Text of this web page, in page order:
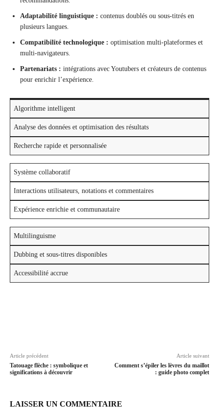
Adaptabilité linguistique : contenus doublés ou sous-titrés en
plusieurs langues.
Compatibilité technologique : optimisation multi-plateformes et
multi-navigateurs.
Partenariats : intégrations avec Youtubers et créateurs de contenus
pour enrichir l’expérience.
Algorithme intelligent
Analyse des données et optimisation des résultats
Recherche rapide et personnalisée
Système collaboratif
Interactions utilisateurs, notations et commentaires
Expérience enrichie et communautaire
Multilinguisme
Dubbing et sous-titres disponibles
Accessibilité accrue
Article précédent
Tatouage flèche : symbolique et
significations à découvrir
Article suivant
Comment s’épiler les lèvres du maillot
: guide photo complet
LAISSER UN COMMENTAIRE